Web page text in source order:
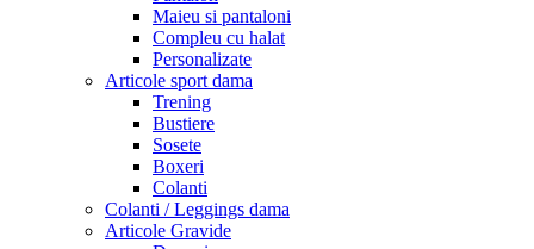
Maieu si pantaloni
Compleu cu halat
Personalizate
Articole sport dama
Trening
Bustiere
Sosete
Boxeri
Colanti
Colanti / Leggings dama
Articole Gravide